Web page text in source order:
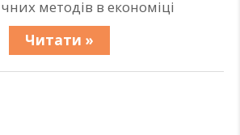
методів в економіці
Читати »